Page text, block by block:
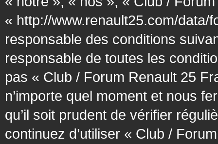
« http://www.renault25.com/data/
responsable des conditions
responsable de toutes les
pas « Club / Forum Renault 25
n’importe quel moment et nous
qu’il soit prudent de vérifier
continuez d’utiliser « Club /